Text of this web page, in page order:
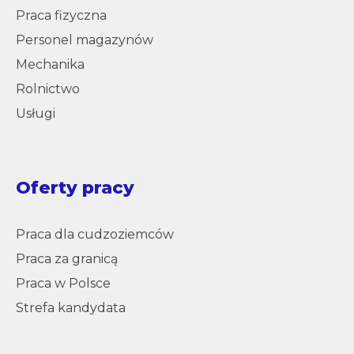
Praca fizyczna
Personel magazynów
Mechanika
Rolnictwo
Usługi
Oferty pracy
Praca dla cudzoziemców
Praca za granicą
Praca w Polsce
Strefa kandydata